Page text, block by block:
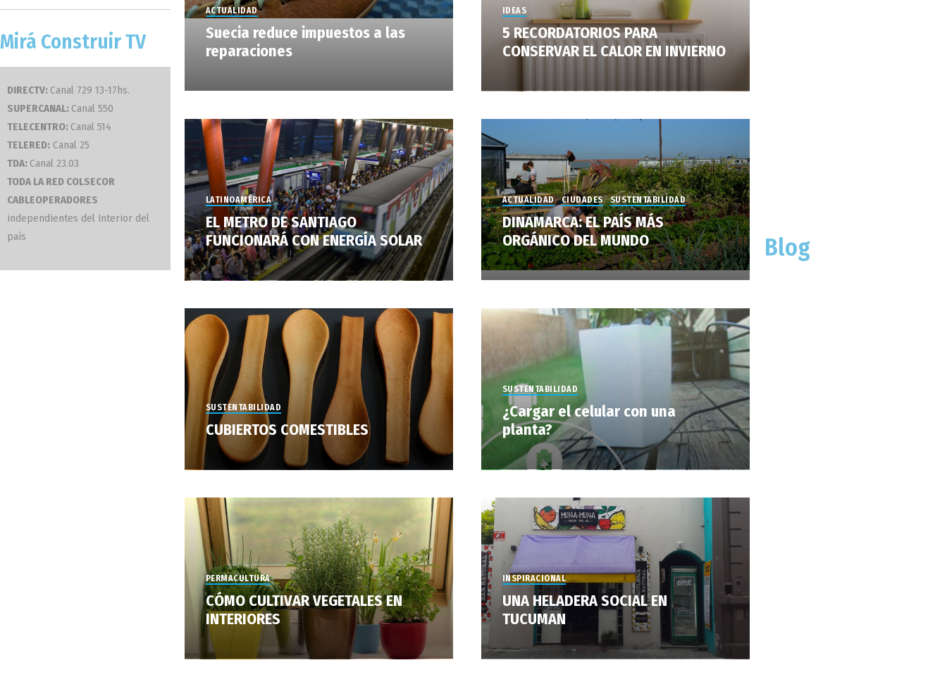
Mirá Construir TV
DIRECTV: Canal 729 13-17hs.
SUPERCANAL: Canal 550
TELECENTRO: Canal 514
TELERED: Canal 25
TDA: Canal 23.03
TODA LA RED COLSECOR
CABLEOPERADORES
independientes del Interior del
país
ACTUALIDAD
Suecia reduce impuestos a las
reparaciones
IDEAS
5 RECORDATORIOS PARA
CONSERVAR EL CALOR EN INVIERNO
LATINOAMÉRICA
EL METRO DE SANTIAGO
FUNCIONARÁ CON ENERGÍA SOLAR
ACTUALIDAD CIUDADES SUSTENTABILIDAD
DINAMARCA: EL PAÍS MÁS
ORGÁNICO DEL MUNDO
SUSTENTABILIDAD
CUBIERTOS COMESTIBLES
SUSTENTABILIDAD
¿Cargar el celular con una
planta?
PERMACULTURA
CÓMO CULTIVAR VEGETALES EN
INTERIORES
INSPIRACIONAL
UNA HELADERA SOCIAL EN
TUCUMAN
Blog